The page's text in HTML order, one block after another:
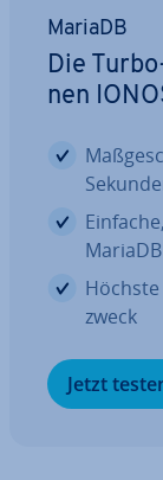
MariaDB
Die
nen
MariaDB
zweck
Jetzt